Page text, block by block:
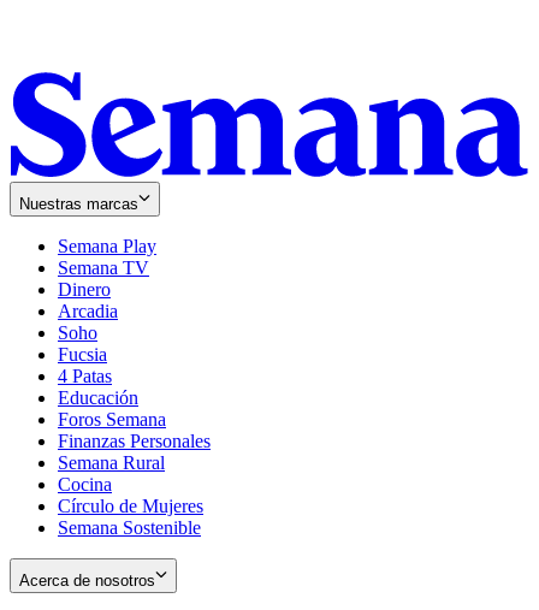
Nuestras marcas
Semana Play
Semana TV
Dinero
Arcadia
Soho
in
new
window
Fucsia
in
new
window
4 Patas
Educación
Foros Semana
Finanzas Personales
Semana Rural
Cocina
Círculo de Mujeres
Semana Sostenible
Acerca de nosotros